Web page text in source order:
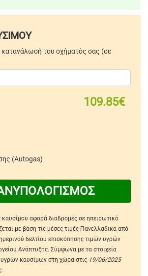
κατανάλωσή του οχήματός σας (σε
109.85€
(Autogas)
καυσίμου αφορά διαδρομές σε ηπειρωτικό
με βάση τις μέσες τιμές Πανελλαδικά από
δελτίου επισκόπησης τιμών υγρών
Ανάπτυξης. Σύμφωνα με τα στοιχεία
υγρών καυσίμων στη χώρα στις 19/06/2025